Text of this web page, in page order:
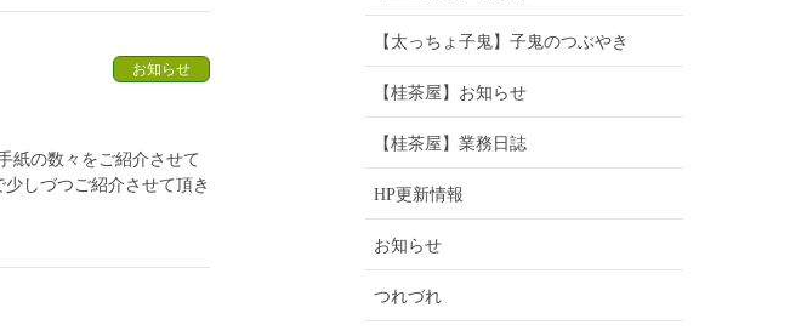
お知らせ
紙の数々をご紹介させて
しづつご紹介させて頂き
【太っちょ子鬼】子鬼のつぶやき
【桂茶屋】お知らせ
【桂茶屋】業務日誌
HP更新情報
お知らせ
つれづれ